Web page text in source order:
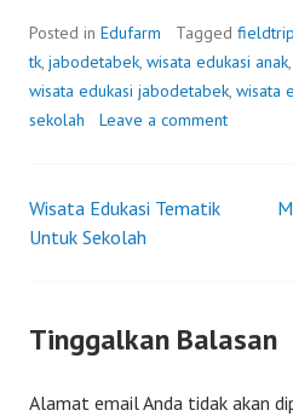
Posted in Edufarm Tagged
tk, jabodetabek, wisata edukasi anak,
wisata edukasi jabodetabek, wisata
sekolah
Leave a comment
Post
Wisata Edukasi Tematik
Untuk Sekolah
Tinggalkan Balasan
Alamat email Anda tidak akan